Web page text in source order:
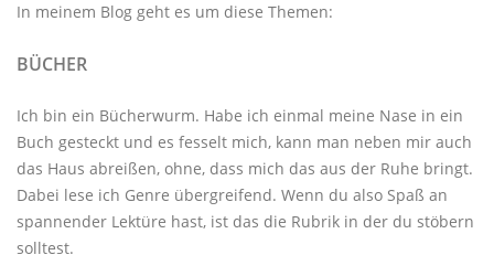
In meinem Blog geht es um diese Themen:
BÜCHER
Ich bin ein Bücherwurm. Habe ich einmal meine Nase in ein
Buch gesteckt und es fesselt mich, kann man neben mir auch
das Haus abreißen, ohne, dass mich das aus der Ruhe bringt.
Dabei lese ich Genre übergreifend. Wenn du also Spaß an
spannender Lektüre hast, ist das die Rubrik in der du stöbern
solltest.